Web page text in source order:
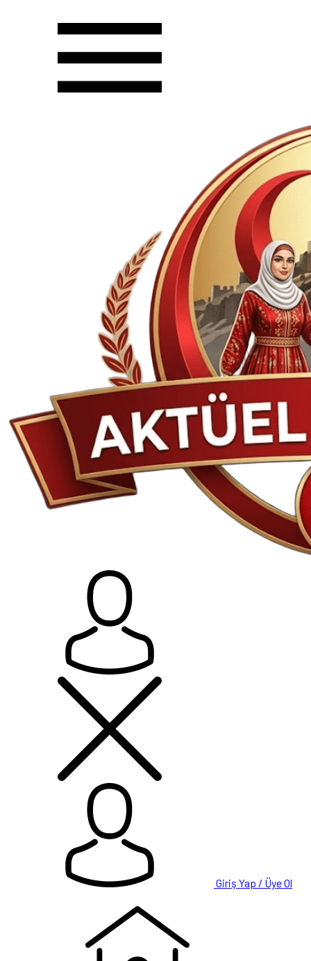
Giriş Yap / Üye Ol